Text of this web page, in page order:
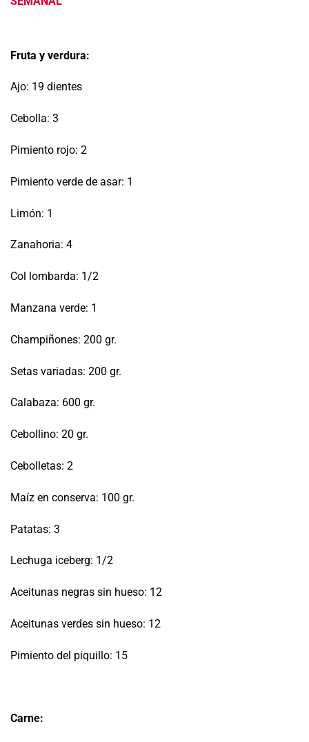
Fruta y verdura:
Ajo: 19 dientes
Cebolla: 3
Pimiento rojo: 2
Pimiento verde de asar: 1
Limón: 1
Zanahoria: 4
Col lombarda: 1/2
Manzana verde: 1
Champiñones: 200 gr.
Setas variadas: 200 gr.
Calabaza: 600 gr.
Cebollino: 20 gr.
Cebolletas: 2
Maíz en conserva: 100 gr.
Patatas: 3
Lechuga iceberg: 1/2
Aceitunas negras sin hueso: 12
Aceitunas verdes sin hueso: 12
Pimiento del piquillo: 15
Carne: